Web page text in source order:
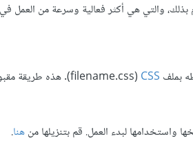
بذلك، والتي هي أكثر فعالية وسرعة من العمل
CSS
‏(filename.css)
. هذه طريقة
واستخدامها لبدء العمل. قم بتنزيلها منهنا.